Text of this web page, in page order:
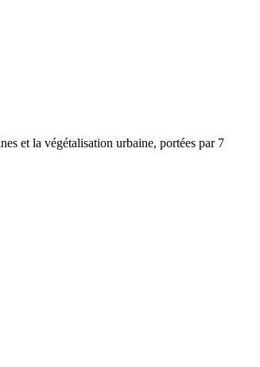
et la végétalisation urbaine, portées par 7